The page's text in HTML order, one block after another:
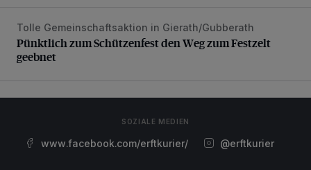
Pünktlich zum Schützenfest den Weg zum Festzelt
Tolle Gemeinschaftsaktion in Gierath/Gubberath
Pünktlich zum Schützenfest den Weg zum Festzelt
geebnet
SOZIALE MEDIEN
www.facebook.com/erftkurier/ @erftkurier